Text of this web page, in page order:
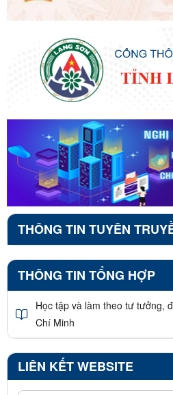
THÔNG TIN TUYÊN
THÔNG TIN TỔNG HỢP
Học tập và làm theo tư tưởng,
Chí Minh
LIÊN KẾT WEBSITE